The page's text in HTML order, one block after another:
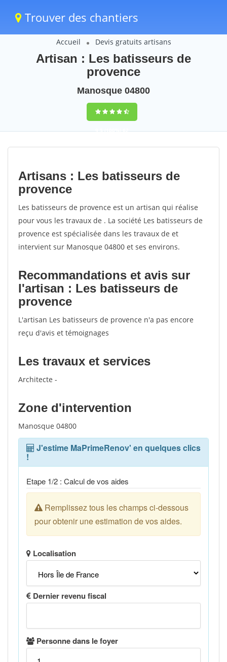
Trouver des chantiers
Accueil Devis gratuits artisans
Artisan : Les batisseurs de
provence
Manosque 04800
9,5(100%)62
votes
Artisans : Les batisseurs de
provence
Les batisseurs de provence est un artisan qui réalise
pour vous les travaux de . La société Les batisseurs de
provence est spécialisée dans les travaux de et
intervient sur Manosque 04800 et ses environs.
Recommandations et avis sur
l'artisan : Les batisseurs de
provence
L'artisan Les batisseurs de provence n'a pas encore
reçu d'avis et témoignages
Les travaux et services
Architecte -
Zone d'intervention
Manosque 04800